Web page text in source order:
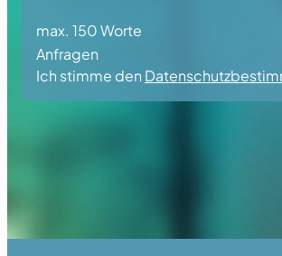
max. 150 Worte
Anfragen
Ich stimme den